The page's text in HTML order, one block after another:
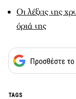
Οι λέξεις της
όριά της
TAGS